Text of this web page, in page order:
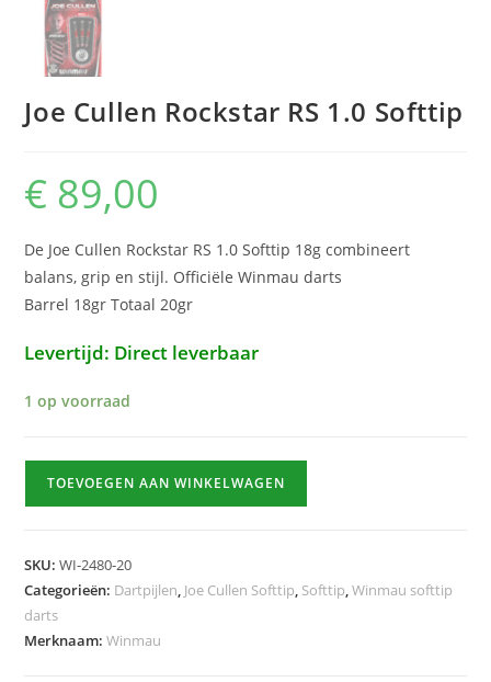
Joe Cullen Rockstar RS 1.0 Softtip
€ 89,00
De Joe Cullen Rockstar RS 1.0 Softtip 18g combineert
balans, grip en stijl. Officiële Winmau darts
Barrel 18gr Totaal 20gr
Levertijd: Direct leverbaar
1 op voorraad
1.0
Softtip
hoeveelheid
TOEVOEGEN AAN WINKELWAGEN
SKU:WI-2480-20
Categorieën: Dartpijlen, Joe Cullen Softtip, Softtip,Winmau softtip
darts
Merknaam:Winmau